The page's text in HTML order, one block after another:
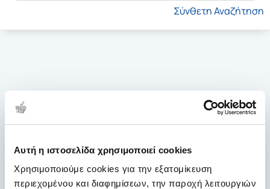
Αυτή η ιστοσελίδα χρησιμοποιεί cookies
Χρησιμοποιούμε cookies για την εξατομίκευση
περιεχομένου και διαφημίσεων, την παροχή λειτουργιών
Σύνθετη Αναζήτηση